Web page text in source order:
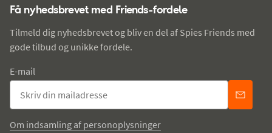
Få nyhedsbrevet med Friends-fordele
Tilmeld dig nyhedsbrevet og bliv en del af Spies Friends med
gode tilbud og unikke fordele.
E-mail
Om indsamling af personoplysninger